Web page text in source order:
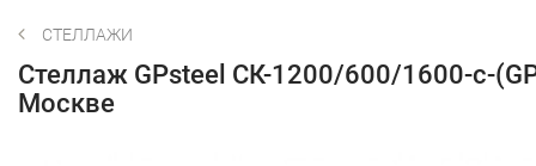
СТЕЛЛАЖИ
Стеллаж GPsteel СК-1200/600/1600-с-
Москве